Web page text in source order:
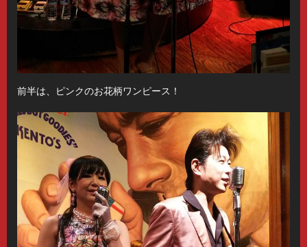
前半は、ピンクのお花柄ワンピース！